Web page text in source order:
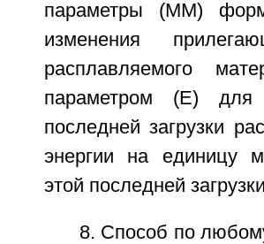
параметры (ММ)
изменения
расплавляемого
параметром (Е)
последней загрузки
энергии на единицу
этой последней
8. Способ по